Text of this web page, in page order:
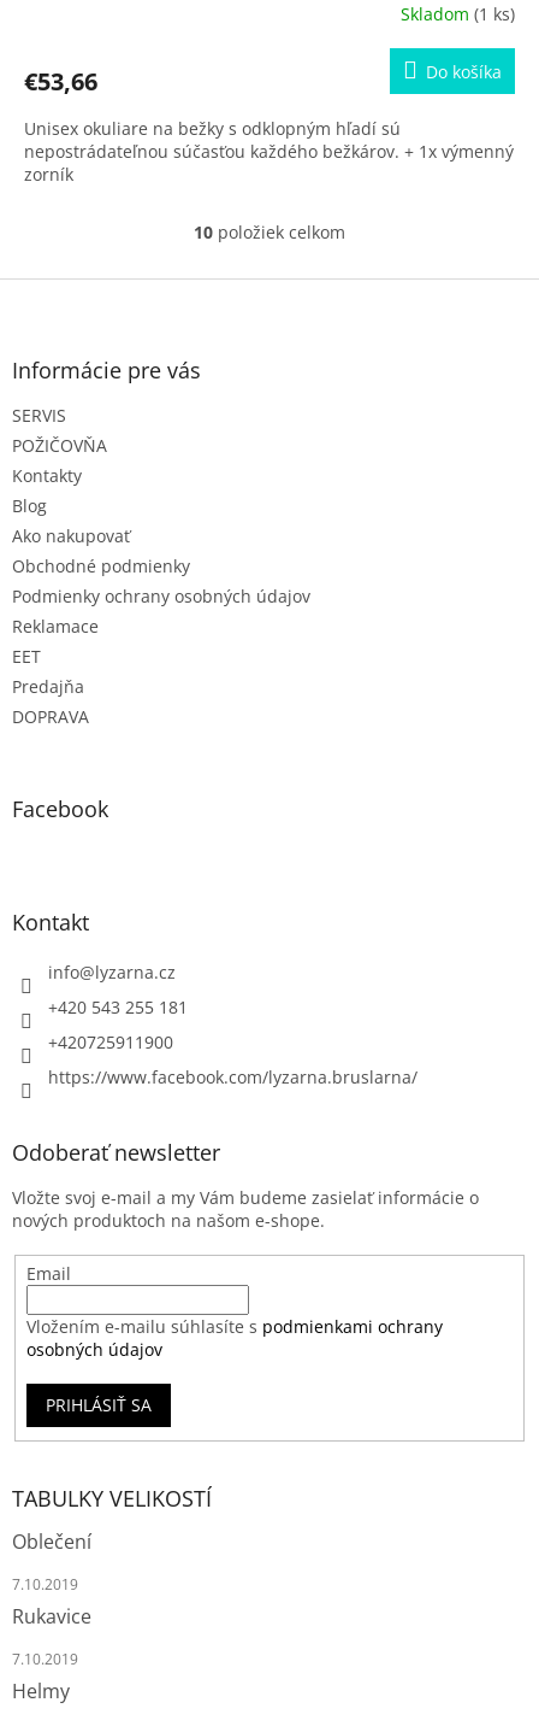
Skladom (1 ks)
€53,66 Do košíka
Unisex okuliare na bežky s odklopným hľadí sú
nepostrádateľnou súčasťou každého bežkárov. + 1x výmenný
zorník
O
l
ý
p
10 položiek celkom
Z
Informácie pre vás
SERVIS
POŽIČOVŇA
Kontakty
Blog
Ako nakupovať
Obchodné podmienky
Podmienky ochrany osobných údajov
Reklamace
EET
Predajňa
DOPRAVA
Facebook
Kontakt
info@lyzarna.cz
+420 543 255 181
+420725911900
https://www.facebook.com/lyzarna.bruslarna/
Odoberať newsletter
Vložte svoj e-mail a my Vám budeme zasielať informácie o
nových produktoch na našom e-shope.
Email
Vložením e-mailu súhlasíte s podmienkami ochrany
osobných údajov
PRIHLÁSIŤ SA
TABULKY VELIKOSTÍ
Oblečení
7.10.2019
Rukavice
7.10.2019
Helmy